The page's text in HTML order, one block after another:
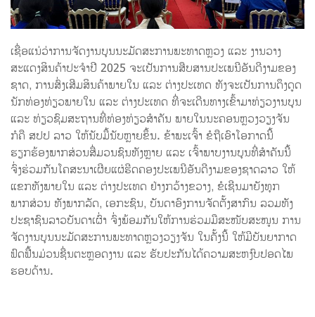
ເຊື່ອແນ່ວ່າການຈັດງານບຸນນະມັດສະການພະທາດຫຼວງ ແລະ ງານວາງ
ສະແດງສິນຄ້າປະຈໍາປີ 2025 ຈະເປັນການສືບສານປະເພນີອັນດີງາມຂອງ
ຊາດ, ການສົ່ງເສີມສິນຄ້າພາຍໃນ ແລະ ຕ່າງປະເທດ ທັງຈະເປັນການດຶງດູດ
ນັກທ່ອງທ່ຽວພາຍໃນ ແລະ ຕ່າງປະເທດ ທີ່ຈະເດີນທາງເຂົ້າມາທ່ຽວງານບຸນ
ແລະ ທ່ຽວຊົມສະຖານທີ່ທ່ອງທ່ຽວສໍາຄັນ ພາຍໃນນະຄອນຫຼວງວຽງຈັນ
ກໍຄື ສປປ ລາວ ໃຫ້ນັບມື້ນັບຫຼາຍຂຶ້ນ. ຂ້າພະເຈົ້າ ຂໍຖືເອົາໂອກາດນີ້
ຮຽກຮ້ອງພາກສ່ວນສື່ມວນຊົນທັງຫຼາຍ ແລະ ເຈົ້າພາບງານບຸນທີ່ສໍາຄັນນີ້
ຈົ່ງຮ່ວມກັນໂຄສະນາເຜີຍແຜ່ຮີດຄອງປະເພນີອັນດີງາມຂອງຊາດລາວ ໃຫ້
ແຂກທັງພາຍໃນ ແລະ ຕ່າງປະເທດ ຢ່າງກວ້າງຂວາງ, ຂໍເຊີນມາຍັງທຸກ
ພາກສ່ວນ ທັງພາກລັດ, ເອກະຊົນ, ບັນດາອົງການຈັດຕັ້ງສາກົນ ລວມທັງ
ປະຊາຊົນລາວບັນດາເຜົ່າ ຈົ່ງພ້ອມກັນໃຫ້ການຮ່ວມມືສະໜັບສະໜູນ ການ
ຈັດງານບຸນນະມັດສະການພະທາດຫຼວງວຽງຈັນ ໃນຄັ້ງນີ້ ໃຫ້ມີບັນຍາກາດ
ຟົດຟື້ນມ່ວນຊື່ນຕະຫຼອດງານ ແລະ ຮັບປະກັນໄດ້ຄວາມສະຫງົບປອດໄພ
ຮອບດ້ານ.